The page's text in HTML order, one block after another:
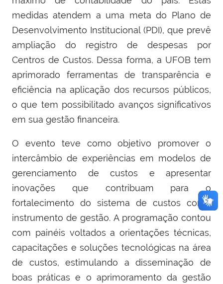
medidas atendem a uma meta do Plano de
Desenvolvimento Institucional (PDI), que prevê
ampliação do registro de despesas por
Centros de Custos. Dessa forma, a UFOB tem
aprimorado ferramentas de transparência e
eficiência na aplicação dos recursos públicos,
o que tem possibilitado avanços significativos
em sua gestão financeira.
O evento teve como objetivo promover o
intercâmbio de experiências em modelos de
gerenciamento de custos e apresentar
inovações que contribuam para o
fortalecimento do sistema de custos como
instrumento de gestão. A programação contou
com painéis voltados a orientações técnicas,
capacitações e soluções tecnológicas na área
de custos, estimulando a disseminação de
boas práticas e o aprimoramento da gestão